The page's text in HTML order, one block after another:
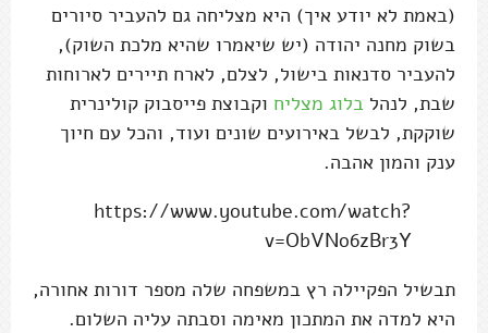
(באמת לא יודע איך) היא מצליחה גם להעביר סיורים
בשוק מחנה יהודה (יש שיאמרו שהיא מלכת השוק),
להעביר סדנאות בישול, לצלם, לארח תיירים לארוחות
שבת, לנהל בלוג מצליח וקבוצת פייסבוק קולינרית
שוקקת, לבשל באירועים שונים ועוד, והכל עם חיוך
ענק והמון אהבה.
https://www.youtube.com/watch?
v=ObVNo6zBr3Y
תבשיל הפקיילה רץ במשפחה שלה מספר דורות אחורה,
היא למדה את המתכון מאימה וסבתה עליה השלום.